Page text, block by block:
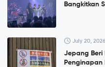
Bangkitkan
July 20, 2026
Jepang Beri
Penginapan